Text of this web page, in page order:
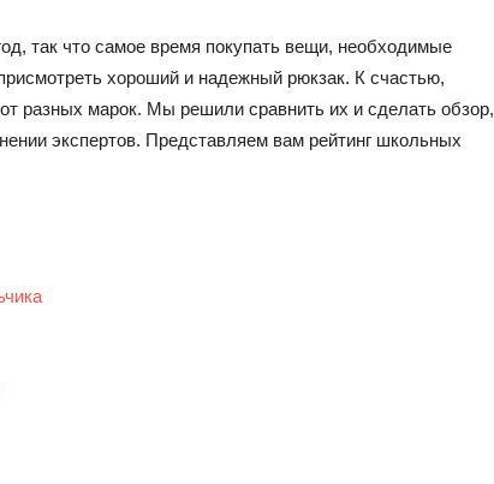
так что самое время покупать вещи, необходимые
хороший и надежный рюкзак. К счастью,
разных марок. Мы решили сравнить их и сделать обзор,
экспертов. Представляем вам рейтинг школьных